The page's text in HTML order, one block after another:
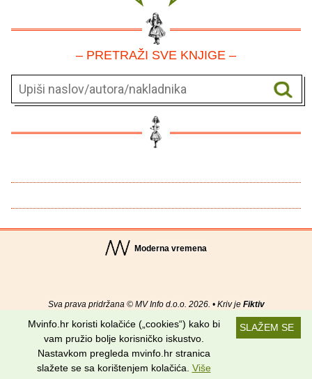
– PRETRAŽI SVE KNJIGE –
Moderna vremena
Sva prava pridržana © MV Info d.o.o. 2026. • Kriv je Fiktiv
Uvjeti korištenja RSS kanali
Potraži nas na:
SLAŽEM SE
Mvinfo.hr koristi kolačiće („cookies“) kako bi
vam pružio bolje korisničko iskustvo.
Nastavkom pregleda mvinfo.hr stranica
slažete se sa korištenjem kolačića. Više